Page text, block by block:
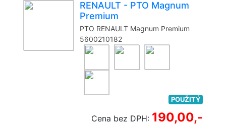
RENAULT - PTO Magnum
Premium
PTO RENAULT Magnum Premium
5600210182
POUŽITÝ
Cena bez DPH: 190,00,-